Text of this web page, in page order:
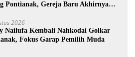
Pontianak, Gereja Baru Akhirnya
2026
Nailufa Kembali Nahkodai Golkar
Fokus Garap Pemilih Muda